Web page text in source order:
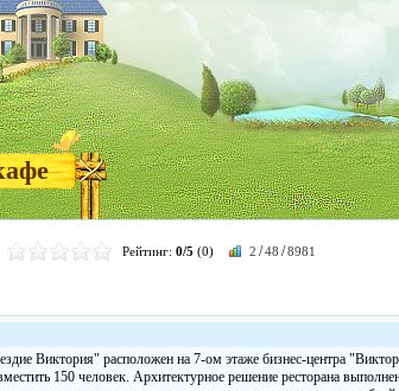
Рейтинг: 0/5 (0) 2 /48 /8981
Виктория" расположен на 7-ом этаже бизнес-центра
150 человек. Архитектурное решение ресторана